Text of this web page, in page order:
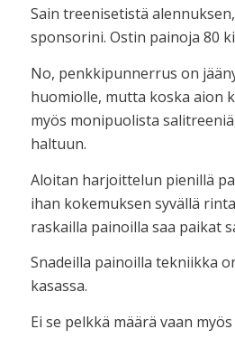
Sain treenisetistä
sponsorini. Ostin painoja 80
No, penkkipunnerrus on
huomiolle, mutta koska aion
myös monipuolista
haltuun.
Aloitan harjoittelun pienillä
ihan kokemuksen syvällä
raskailla painoilla saa paikat
Snadeilla painoilla tekniikka
kasassa.
Ei se pelkkä määrä vaan